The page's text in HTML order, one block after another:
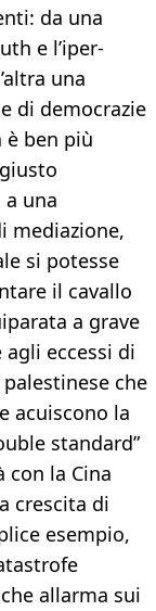
da una
e l’iper-
una
di democrazie
è ben più
a una
mediazione,
si potesse
il cavallo
a grave
eccessi di
che
acuiscono la
standard”
la Cina
crescita di
esempio,
allarma sui